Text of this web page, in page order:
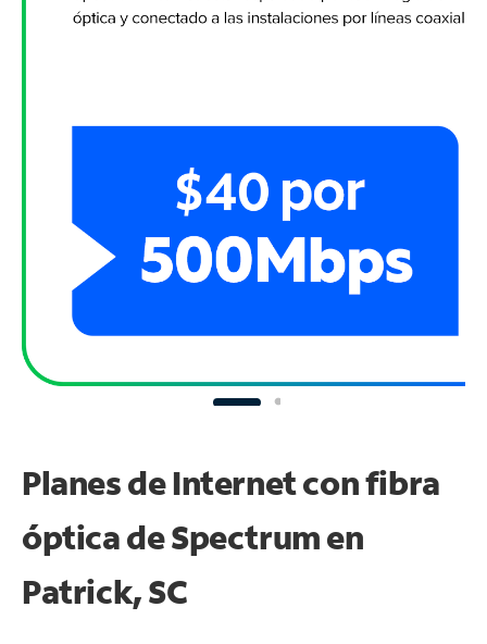
Planes de Internet con fibra
óptica de Spectrum en
Patrick, SC